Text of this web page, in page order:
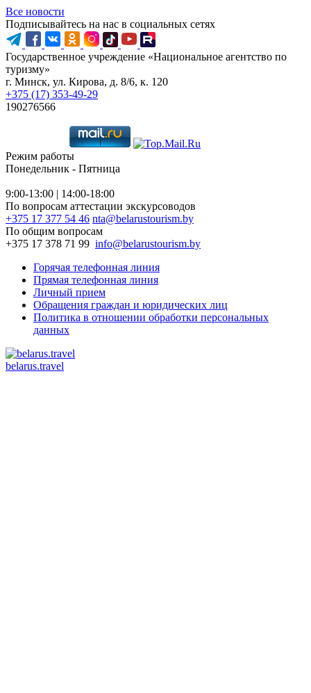
Все новости
Подписывайтесь на нас в социальных сетях
Государственное учреждение «Национальное агентство по
туризму»
г. Минск, ул. Кирова, д. 8/6, к. 120
+375 (17) 353-49-29
190276566
Режим работы
Понедельник - Пятница
9:00-13:00 | 14:00-18:00
По вопросам аттестации экскурсоводов
+375 17 377 54 46 nta@belarustourism.by
По общим вопросам
+375 17 378 71 99 info@belarustourism.by
Горячая телефонная линия
Прямая телефонная линия
Личный прием
Обращения граждан и юридических лиц
Политика в отношении обработки персональных
данных
belarus.travel